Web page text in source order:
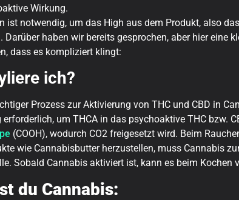
Wirkung.
ist notwendig, um das High aus dem Produkt, also
Darüber haben wir bereits gesprochen, aber hier eine
dass es kompliziert klingt:
ich?
Prozess zur Aktivierung von THC und CBD in
um THCA in das psychoaktive THC bzw.
(COOH), wodurch CO2 freigesetzt wird. Beim
wie Cannabisbutter herzustellen, muss Cannabis
Sobald Cannabis aktiviert ist, kann es beim Kochen
du Cannabis: